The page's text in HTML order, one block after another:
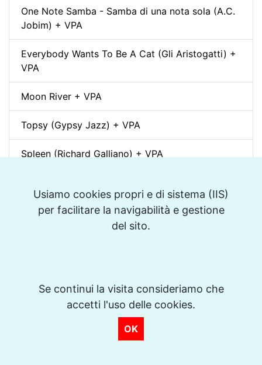
Usiamo cookies propri e di sistema (IIS)
per facilitare la navigabilità e gestione
del sito.
Se continui la visita consideriamo che
accetti l'uso delle cookies.
OK
One Note Samba - Samba di una nota sola (A.C.
Jobim) + VPA
Everybody Wants To Be A Cat (Gli Aristogatti) +
VPA
Moon River + VPA
Topsy (Gypsy Jazz) + VPA
Spleen (Richard Galliano) + VPA
Petite Fleur + VPA
Spain (Vincent Peirani Solo Transcription)
Indiana (Back Home Again in) + VPA